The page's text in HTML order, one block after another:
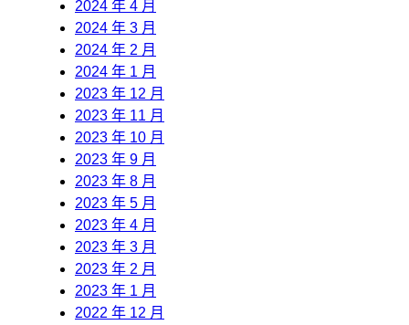
2024 年 4 月
2024 年 3 月
2024 年 2 月
2024 年 1 月
2023 年 12 月
2023 年 11 月
2023 年 10 月
2023 年 9 月
2023 年 8 月
2023 年 5 月
2023 年 4 月
2023 年 3 月
2023 年 2 月
2023 年 1 月
2022 年 12 月